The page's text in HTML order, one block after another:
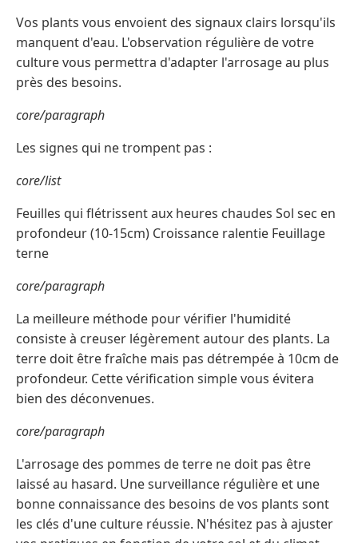
Vos plants vous envoient des signaux clairs lorsqu'ils
manquent d'eau. L'observation régulière de votre
culture vous permettra d'adapter l'arrosage au plus
près des besoins.
core/paragraph
Les signes qui ne trompent pas :
core/list
Feuilles qui flétrissent aux heures chaudes Sol sec en
profondeur (10-15cm) Croissance ralentie Feuillage
terne
core/paragraph
La meilleure méthode pour vérifier l'humidité
consiste à creuser légèrement autour des plants. La
terre doit être fraîche mais pas détrempée à 10cm de
profondeur. Cette vérification simple vous évitera
bien des déconvenues.
core/paragraph
L'arrosage des pommes de terre ne doit pas être
laissé au hasard. Une surveillance régulière et une
bonne connaissance des besoins de vos plants sont
les clés d'une culture réussie. N'hésitez pas à ajuster